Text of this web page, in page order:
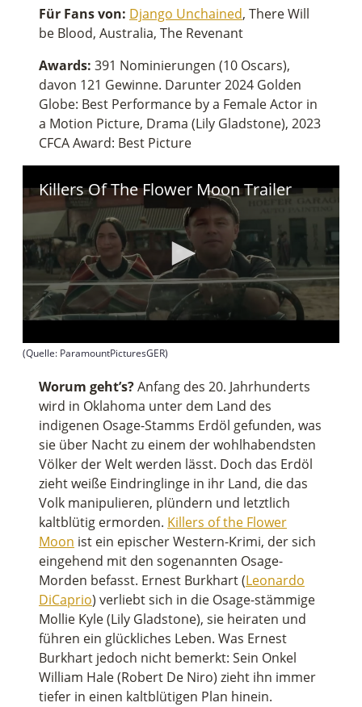
Für Fans von: Django Unchained, There Will
be Blood, Australia, The Revenant
Awards: 391 Nominierungen (10 Oscars),
davon 121 Gewinne. Darunter 2024 Golden
Globe: Best Performance by a Female Actor in
a Motion Picture, Drama (Lily Gladstone), 2023
CFCA Award: Best Picture
Killers Of The Flower Moon Trailer
0
s
(Quelle: ParamountPicturesGER)
Worum geht’s?Anfang des 20. Jahrhunderts
wird in Oklahoma unter dem Land des
indigenen Osage-Stamms Erdöl gefunden, was
sie über Nacht zu einem der wohlhabendsten
Völker der Welt werden lässt. Doch das Erdöl
zieht weiße Eindringlinge in ihr Land, die das
Volk manipulieren, plündern und letztlich
kaltblütig ermorden. Killers of the Flower
Moon ist ein epischer Western-Krimi, der sich
eingehend mit den sogenannten Osage-
Morden befasst. Ernest Burkhart (Leonardo
DiCaprio) verliebt sich in die Osage-stämmige
Mollie Kyle (Lily Gladstone), sie heiraten und
führen ein glückliches Leben. Was Ernest
Burkhart jedoch nicht bemerkt: Sein Onkel
William Hale (Robert De Niro) zieht ihn immer
tiefer in einen kaltblütigen Plan hinein.